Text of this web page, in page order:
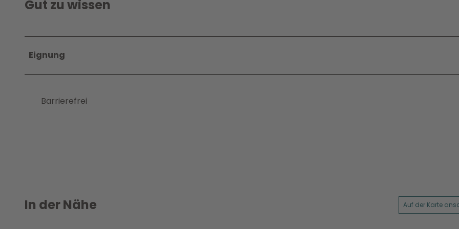
Gut zu wissen
Eignung
Barrierefrei
In der Nähe Auf der Karte